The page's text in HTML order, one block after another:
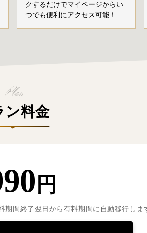
クするだけでマイページからい
つでも便利にアクセス可能！
ン料金
円
間終了翌日から有料期間に自動移行しま